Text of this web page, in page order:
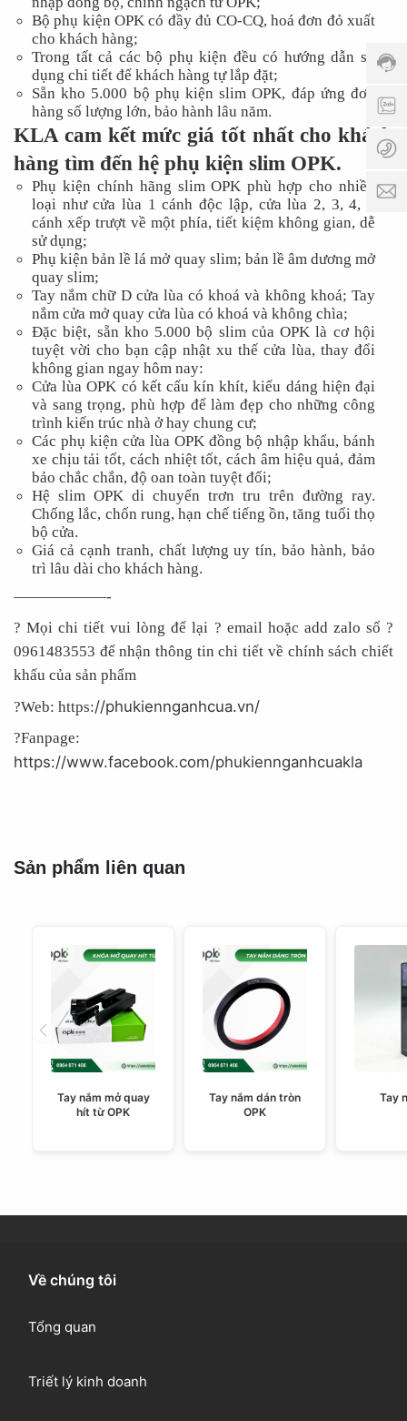
Bộ phụ kiện OPK có đầy đủ CO-CQ, hoá đơn đỏ xuất
cho khách hàng;
Trong tất cả các bộ phụ kiện đều có hướng dẫn sử
dụng chi tiết để khách hàng tự lắp đặt;
Sẵn kho 5.000 bộ phụ kiện slim OPK, đáp ứng đơn
hàng số lượng lớn, bảo hành lâu năm.
KLA cam kết mức giá tốt nhất cho khách
hàng tìm đến hệ phụ kiện slim OPK.
Phụ kiện chính hãng slim OPK phù hợp cho nhiều
loại như cửa lùa 1 cánh độc lập, cửa lùa 2, 3, 4, 5
cánh xếp trượt về một phía, tiết kiệm không gian, dễ
sử dụng;
Phụ kiện bản lề lá mở quay slim; bản lề âm dương mở
quay slim;
Tay nắm chữ D cửa lùa có khoá và không khoá; Tay
nắm cửa mở quay cửa lùa có khoá và không chìa;
Đặc biệt, sẵn kho 5.000 bộ slim của OPK là cơ hội
tuyệt vời cho bạn cập nhật xu thế cửa lùa, thay đổi
không gian ngay hôm nay:
Cửa lùa OPK có kết cấu kín khít, kiểu dáng hiện đại
và sang trọng, phù hợp để làm đẹp cho những công
trình kiến trúc nhà ở hay chung cư;
Các phụ kiện cửa lùa OPK đồng bộ nhập khẩu, bánh
xe chịu tải tốt, cách nhiệt tốt, cách âm hiệu quả, đảm
bảo chắc chắn, độ oan toàn tuyệt đối;
Hệ slim OPK di chuyển trơn tru trên đường ray.
Chống lắc, chốn rung, hạn chế tiếng ồn, tăng tuổi thọ
bộ cửa.
Giá cả cạnh tranh, chất lượng uy tín, bảo hành, bảo
trì lâu dài cho khách hàng.
——————-
? Mọi chi tiết vui lòng để lại ? email hoặc add zalo số ?
0961483553 để nhận thông tin chi tiết về chính sách chiết
khấu của sản phẩm
?Web: https://phukiennganhcua.vn/
?Fanpage:
https://www.facebook.com/phukiennganhcuakla
Sản phẩm liên quan
Tay nắm mở quay
hít từ OPK
Tay nắm dán tròn
OPK
Tay
Về chúng tôi
Tổng quan
Triết lý kinh doanh
phục
vụ:
AM -
5:00
PM